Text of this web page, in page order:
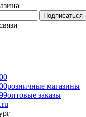
розничные магазины
оптовые заказы